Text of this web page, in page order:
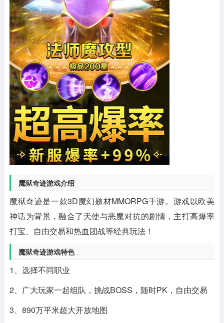
魔狱奇迹游戏介绍
魔狱奇迹是一款3D魔幻题材MMORPG手游。游戏以欧美
神话为背景，融合了天使与恶魔对抗的剧情，主打高爆率
打宝、自由交易和热血团战等经典玩法！
魔狱奇迹游戏特色
1、选择不同职业
2、广大玩家一起组队，挑战BOSS，随时PK，自由交易
3、890万平米超大开放地图